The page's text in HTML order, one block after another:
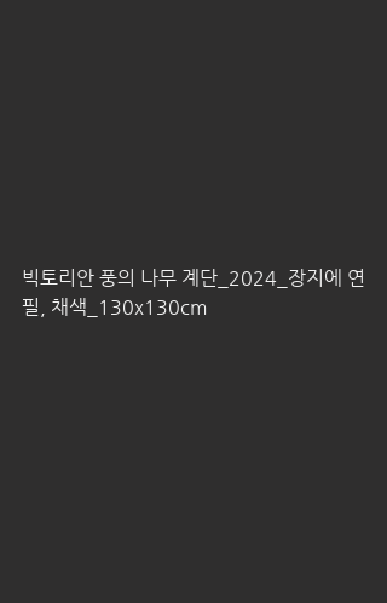
빅토리안 풍의 나무 계단_2024_장지에 연
필, 채색_130x130cm